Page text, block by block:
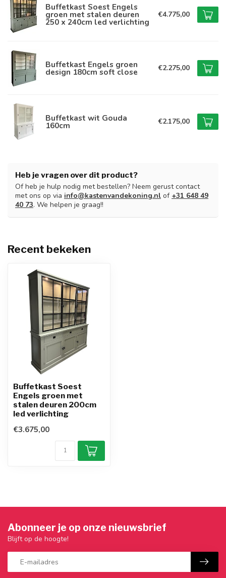
Buffetkast Soest Engels
groen met stalen deuren
250 x 240cm led verlichting
€4.775,00
Buffetkast Engels groen
design 180cm soft close €2.275,00
Buffetkast wit Gouda
160cm €2.175,00
Heb je vragen over dit product?
Of heb je hulp nodig met bestellen? Neem gerust contact
met ons op via info@kastenvandekoning.nl of +31 648 49
40 73. We helpen je graag!!
Recent bekeken
Buffetkast Soest
Engels groen met
stalen deuren 200cm
led verlichting
€3.675,00
Abonneer je op onze nieuwsbrief
Blijft op de hoogte!